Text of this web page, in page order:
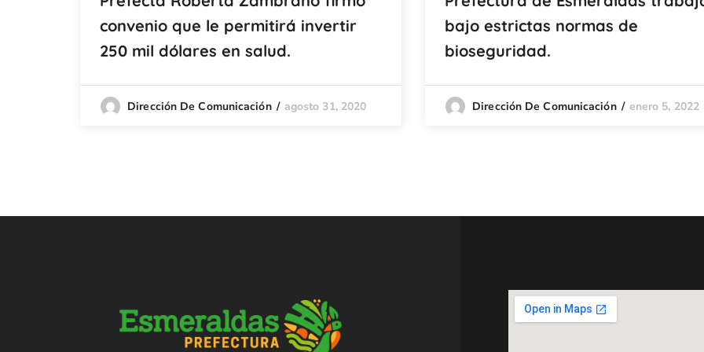
convenio que le permitirá invertir
250 mil dólares en salud.
Dirección De Comunicación agosto 31, 2020
bajo estrictas normas de
bioseguridad.
Dirección De Comunicación enero 5, 2022